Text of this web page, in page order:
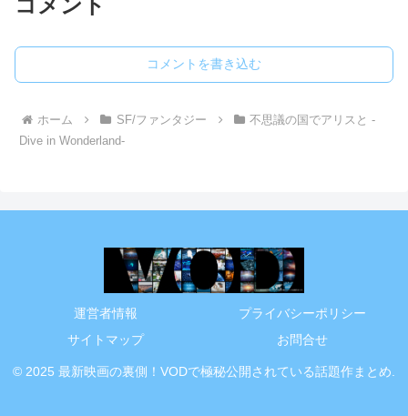
コメント
コメントを書き込む
ホーム SF/ファンタジー
不思議の国でアリスと -
Dive in Wonderland-
運営者情報
プライバシーポリシー
サイトマップ
お問合せ
© 2025 最新映画の裏側！VODで極秘公開されている話題作まとめ.